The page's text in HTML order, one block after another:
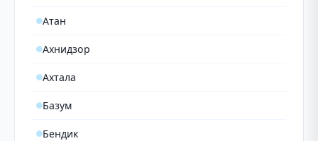
Атан
Ахнидзор
Ахтала
Базум
Бендик